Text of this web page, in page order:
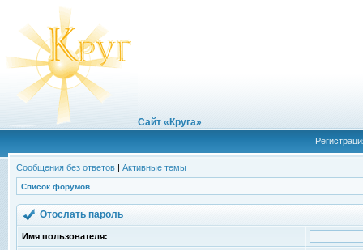
Сайт «Круга»
Сообщения без ответов | Активные темы
Список форумов
Отослать пароль
Имя пользователя: